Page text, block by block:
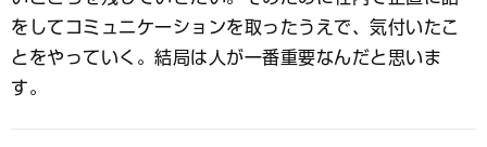
をしてコミュニケーションを取ったうえで、気付いたこ
とをやっていく。結局は人が一番重要なんだと思いま
す。